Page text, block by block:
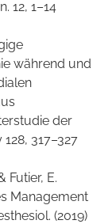
12, 1–14
während und
der
317–327
Futier, E.
Management
(2019)